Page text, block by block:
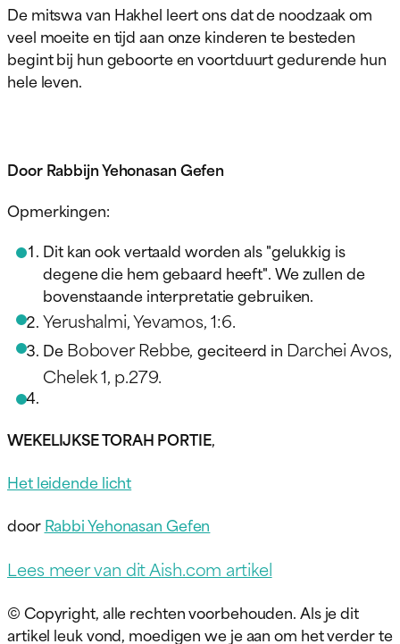
De mitswa van Hakhel leert ons dat de noodzaak om
veel moeite en tijd aan onze kinderen te besteden
begint bij hun geboorte en voortduurt gedurende hun
hele leven.
Door Rabbijn Yehonasan Gefen
Opmerkingen:
Dit kan ook vertaald worden als "gelukkig is
degene die hem gebaard heeft". We zullen de
bovenstaande interpretatie gebruiken.
Yerushalmi, Yevamos, 1:6.
DeBobover Rebbe,geciteerd in Darchei Avos,
Chelek 1, p.279.
WEKELIJKSE TORAH PORTIE,
Het leidende licht
doorRabbi Yehonasan Gefen
Lees meer van dit Aish.com artikel
© Copyright, alle rechten voorbehouden. Als je dit
artikel leuk vond, moedigen we je aan om het verder te